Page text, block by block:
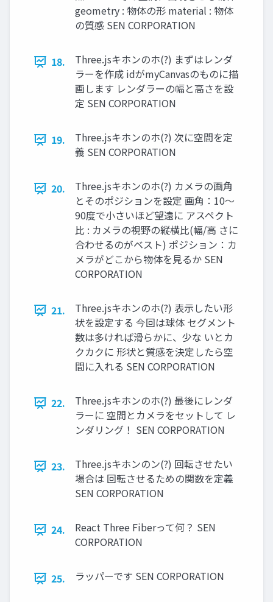
geometry : 物体の形 material : 物体
の質感 SEN CORPORATION
18.
Three.jsキホンのホ(?) まずはレンダ
ラーを作成 idがmyCanvasのものに描
画します レンダラーの幅と高さを設
定 SEN CORPORATION
19.
Three.jsキホンのホ(?) 次に空間を定
義 SEN CORPORATION
20.
Three.jsキホンのホ(?) カメラの画角
とそのポジションを設定 画角：10〜
90度で小さいほど望遠に アスペクト
比 : カメラの視野の縦横比(幅/高 さに
合わせるのがベスト) ポジション：カ
メラがどこから物体を見るか SEN
CORPORATION
21.
Three.jsキホンのホ(?) 表示したい形
状を設定する 今回は球体 セグメント
数は多ければ滑らかに、少な いとカ
クカクに 形状と質感を決定したら空
間に入れる SEN CORPORATION
22.
Three.jsキホンのホ(?) 最後にレンダ
ラーに 空間とカメラをセットして レ
ンダリング！ SEN CORPORATION
23.
Three.jsキホンのン(?) 回転させたい
場合は 回転させるための関数を定義
SEN CORPORATION
24.
React Three Fiberって何？ SEN
CORPORATION
25. ラッパーです SEN CORPORATION